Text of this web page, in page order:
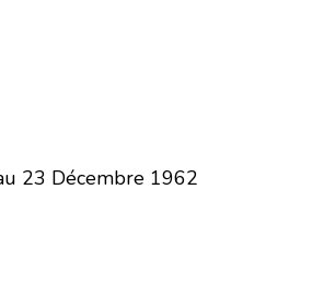
23 Décembre 1962